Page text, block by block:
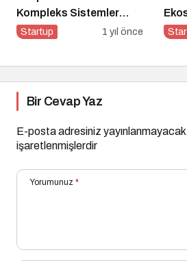
Kompleks Sistemler
Sempozyumu İçin Geri
Startup 1 yıl önce
Bir Cevap Yaz
E-posta adresiniz
işaretlenmişlerdir
Yorumunuz *